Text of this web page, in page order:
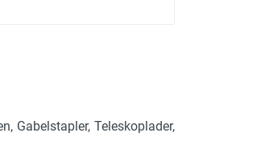
Gabelstapler, Teleskoplader,